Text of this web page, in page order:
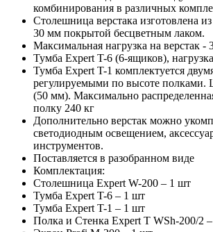
комбинирования в различных
Столешница верстака изготовлена
30 мм покрытой бесцветным лаком.
Максимальная нагрузка на верстак -
Тумба Expert T-6 (6-ящиков),
Тумба Expert T-1 комплектуется
регулируемыми по высоте полками.
(50 мм). Максимально
полку 240 кг
Дополнительно верстак можно
светодиодным освещением,
инструментов.
Поставляется в разобранном виде
Комплектация:
Столешница Expert W-200 – 1 шт
Тумба Expert T-6 – 1 шт
Тумба Expert T-1 – 1 шт
Полка и Стенка Expert T WSh-200/2